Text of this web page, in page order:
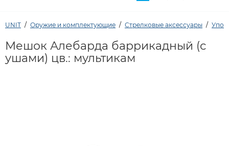
UNIT Оружие и комплектующие Стрелковые аксессуары
Мешок Алебарда баррикадный (с
ушами) цв.: мультикам